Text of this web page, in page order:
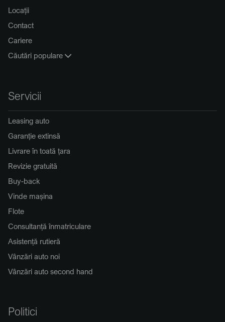
Locații
Contact
Cariere
Căutări populare
Servicii
Leasing auto
Garanție extinsă
Livrare în toată țara
Revizie gratuită
Buy-back
Vinde mașina
Flote
Consultanță înmatriculare
Asistență rutieră
Vânzări auto noi
Vânzări auto second hand
Politici